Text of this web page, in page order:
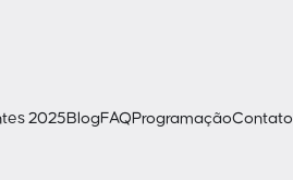
2025 BlogFAQ ProgramaçãoContato